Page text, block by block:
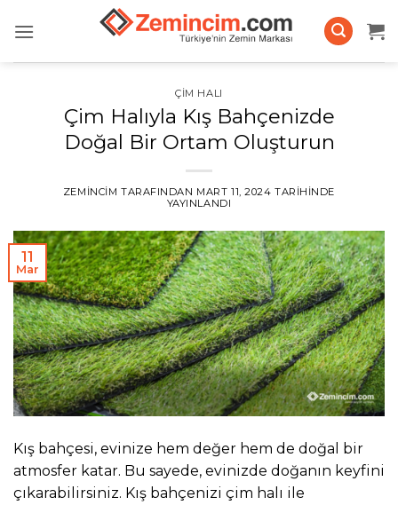
atla
ÇIM HALI
Çim Halıyla Kış Bahçenizde
Doğal Bir Ortam Oluşturun
ZEMINCIM TARAFINDAN MART 11, 2024 TARIHINDE
YAYINLANDI
11
Mar
Kış bahçesi, evinize hem değer hem de doğal bir
atmosfer katar. Bu sayede, evinizde doğanın keyfini
çıkarabilirsiniz. Kış bahçenizi çim halı ile